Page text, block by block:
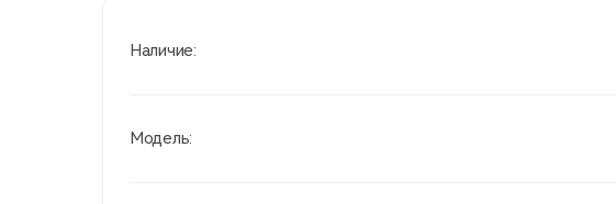
Наличие:
Модель: